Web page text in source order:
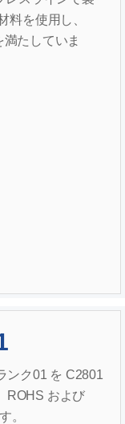
料を使用し、
たしていま
ンク01 を C2801
ROHS および
。